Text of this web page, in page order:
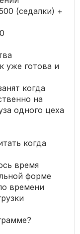
(седалки) +
уже готова и
когда
на
одного цеха
когда
время
форме
времени